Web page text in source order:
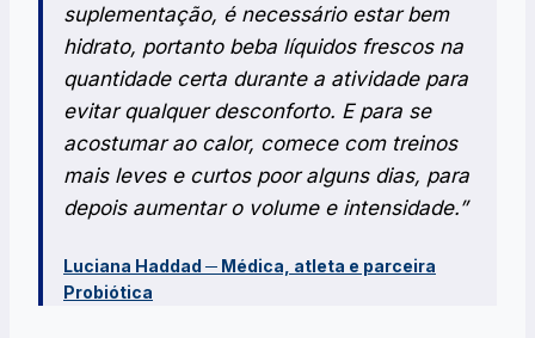
suplementação, é necessário estar bem
hidrato, portanto beba líquidos frescos na
quantidade certa durante a atividade para
evitar qualquer desconforto. E para se
acostumar ao calor, comece com treinos
mais leves e curtos poor alguns dias, para
depois aumentar o volume e intensidade.”
Luciana Haddad ─ Médica, atleta e parceira
Probiótica